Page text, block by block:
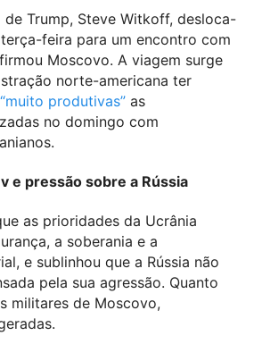
de Trump, Steve Witkoff, desloca-
feira para um encontro com
Moscovo. A viagem surge
norte-americana ter
“muito produtivas” as
no domingo com
e pressão sobre a Rússia
as prioridades da Ucrânia
a soberania e a
e sublinhou que a Rússia não
pela sua agressão. Quanto
militares de Moscovo,